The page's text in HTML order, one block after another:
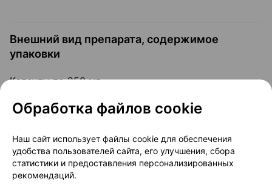
Внешний вид препарата, содержимое
упаковки
Капсулы по 250 мг.
Желатиновые капсулы размер № 0, крышечка
Алюминий-ПВХ блистер, 10 капсул в каждом.
Картонная коробка, инструкция по применению, 1
или 5 блистеров в коробке.
Обработка файлов cookie
Наш сайт использует файлы cookie для обеспечения
удобства пользователей сайта, его улучшения, сбора
статистики и предоставления персонализированных
рекомендаций.